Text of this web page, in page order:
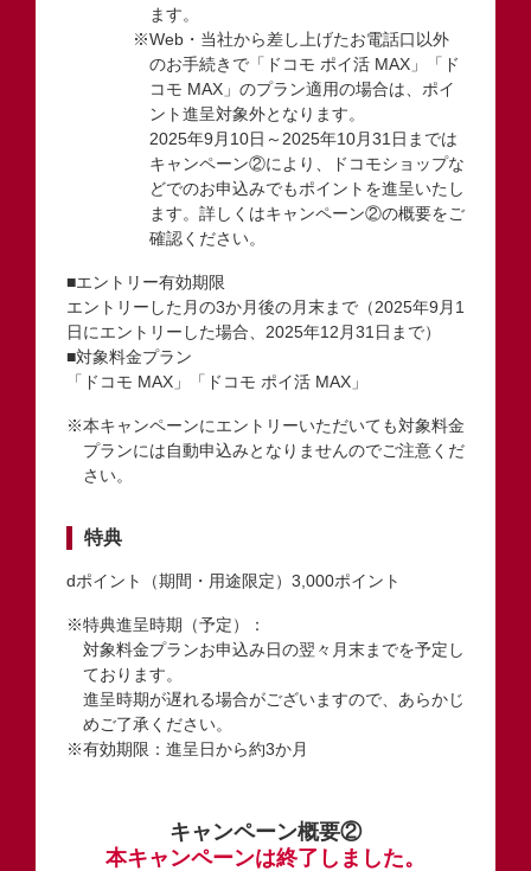
ます。
※Web・当社から差し上げたお電話口以外
のお手続きで「ドコモ ポイ活 MAX」「ド
コモ MAX」のプラン適用の場合は、ポイ
ント進呈対象外となります。
2025年9月10日～2025年10月31日までは
キャンペーン②により、ドコモショップな
どでのお申込みでもポイントを進呈いたし
ます。詳しくはキャンペーン②の概要をご
確認ください。
■エントリー有効期限
エントリーした月の3か月後の月末まで（2025年9月1
日にエントリーした場合、2025年12月31日まで）
■対象料金プラン
「ドコモ MAX」「ドコモ ポイ活 MAX」
※本キャンペーンにエントリーいただいても対象料金
プランには自動申込みとなりませんのでご注意くだ
さい。
特典
dポイント（期間・用途限定）3,000ポイント
※特典進呈時期（予定）：
対象料金プランお申込み日の翌々月末までを予定し
ております。
進呈時期が遅れる場合がございますので、あらかじ
めご了承ください。
※有効期限：進呈日から約3か月
キャンペーン概要②
本キャンペーンは終了しました。